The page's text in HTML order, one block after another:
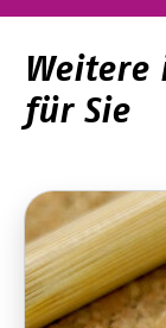
Weitere
für Sie